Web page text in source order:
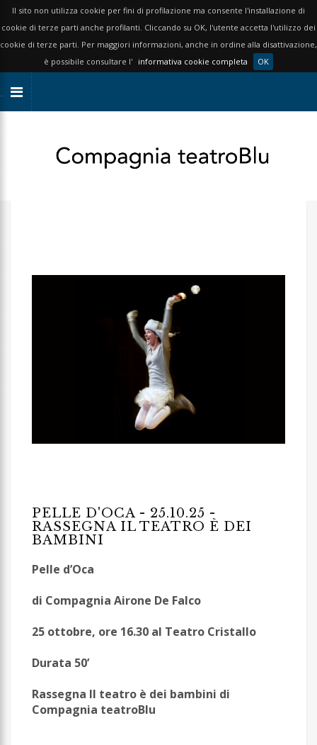
Il sito non utilizza cookie per fini di profilazione ma consente l'installazione di
cookie di terze parti anche profilanti. Cliccando su OK, l'utente accetta l'utilizzo dei
cookie di terze parti. Per maggiori informazioni, anche in ordine alla disattivazione,
è possibile consultare l' informativa cookie completa OK
PELLE D'OCA - 25.10.25 -
RASSEGNA IL TEATRO È DEI
BAMBINI
Pelle d’Oca
di Compagnia Airone De Falco
25 ottobre, ore 16.30 al Teatro Cristallo
Durata 50’
Rassegna Il teatro è dei bambini di
Compagnia teatroBlu